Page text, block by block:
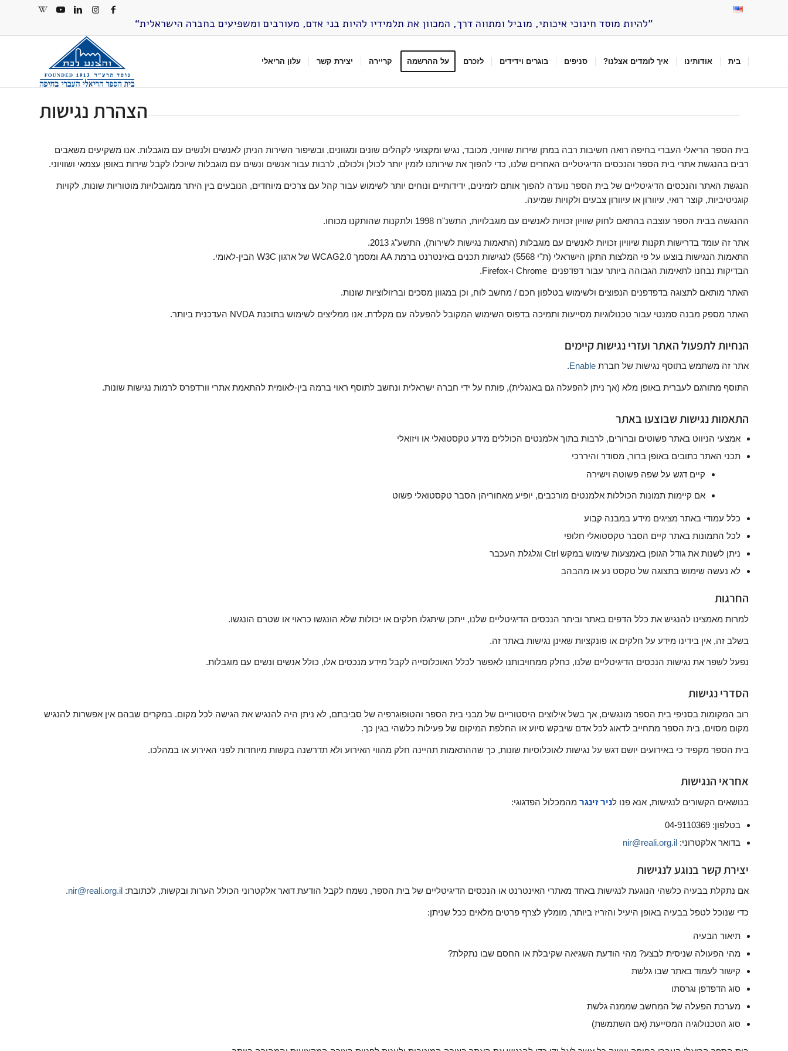
”להיות מוסד חינוכי איכותי, מוביל ומתווה דרך, המכוון את תלמידיו להיות בני אדם, מעורבים ומשפיעים בחברה הישראלית“
בית אודותינו איך לומדים אצלנו? סניפים בוגרים וידידים לזכרם על ההרשמה קריירה יצירת קשר עלון הריאלי
הצהרת נגישות
בית הספר הריאלי העברי בחיפה רואה חשיבות רבה במתן שירות שוויוני, מכובד, נגיש ומקצועי לקהלים שונים ומגוונים, ובשיפור השירות הניתן לאנשים ולנשים עם מוגבלות. אנו משקיעים משאבים
רבים בהנגשת אתרי בית הספר והנכסים הדיגיטליים האחרים שלנו, כדי להפוך את שירותנו לזמין יותר לכולן ולכולם, לרבות עבור אנשים ונשים עם מוגבלות שיוכלו לקבל שירות באופן עצמאי ושוויוני.
הנגשת האתר והנכסים הדיגיטליים של בית הספר נועדה להפוך אותם לזמינים, ידידותיים ונוחים יותר לשימוש עבור קהל עם צרכים מיוחדים, הנובעים בין היתר ממוגבלויות מוטוריות שונות, לקויות
קוגניטיביות, קוצר רואי, עיוורון או עיוורון צבעים ולקויות שמיעה.
ההנגשה בבית הספר עוצבה בהתאם לחוק שוויון זכויות לאנשים עם מוגבלויות, התשנ"ח 1998 ולתקנות שהותקנו מכוחו.
אתר זה עומד בדרישות תקנות שיוויון זכויות לאנשים עם מוגבלות (התאמות נגישות לשירות), התשע"ג 2013.
התאמות הנגישות בוצעו על פי המלצות התקן הישראלי (ת"י 5568) לנגישות תכנים באינטרנט ברמת AA ומסמך WCAG2.0 של ארגון W3C הבין-לאומי.
הבדיקות נבחנו לתאימות הגבוהה ביותר עבור דפדפנים Chrome ו-Firefox.
האתר מותאם לתצוגה בדפדפנים הנפוצים ולשימוש בטלפון חכם / מחשב לוח, וכן במגוון מסכים וברזולוציות שונות.
האתר מספק מבנה סמנטי עבור טכנולוגיות מסייעות ותמיכה בדפוס השימוש המקובל להפעלה עם מקלדת. אנו ממליצים לשימוש בתוכנת NVDA העדכנית ביותר.
הנחיות לתפעול האתר ועזרי נגישות קיימים
אתר זה משתמש בתוסף נגישות של חברת Enable
.
התוסף מתורגם לעברית באופן מלא (אך ניתן להפעלה גם באנגלית), פותח על ידי חברה ישראלית ונחשב לתוסף ראוי ברמה בין-לאומית להתאמת אתרי וורדפרס לרמות נגישות שונות.
התאמות נגישות שבוצעו באתר
אמצעי הניווט באתר פשוטים וברורים, לרבות בתוך אלמנטים הכוללים מידע טקסטואלי או ויזואלי
תכני האתר כתובים באופן ברור, מסודר והיררכי
קיים דגש על שפה פשוטה וישירה
אם קיימות תמונות הכוללות אלמנטים מורכבים, יופיע מאחוריהן הסבר טקסטואלי פשוט
כלל עמודי באתר מציגים מידע במבנה קבוע
לכל התמונות באתר קיים הסבר טקסטואלי חלופי
ניתן לשנות את גודל הגופן באמצעות שימוש במקש Ctrl וגלגלת העכבר
לא נעשה שימוש בתצוגה של טקסט נע או מהבהב
החרגות
למרות מאמצינו להנגיש את כלל הדפים באתר וביתר הנכסים הדיגיטליים שלנו, ייתכן שיתגלו חלקים או יכולות שלא הונגשו כראוי או שטרם הונגשו.
בשלב זה, אין בידינו מידע על חלקים או פונקציות שאינן נגישות באתר זה.
נפעל לשפר את נגישות הנכסים הדיגיטליים שלנו, כחלק ממחויבותנו לאפשר לכלל האוכלוסייה לקבל מידע מנכסים אלו, כולל אנשים ונשים עם מוגבלות.
הסדרי נגישות
רוב המקומות בסניפי בית הספר מונגשים, אך בשל אילוצים היסטוריים של מבני בית הספר והטופוגרפיה של סביבתם, לא ניתן היה להנגיש את הגישה לכל מקום. במקרים שבהם אין אפשרות להנגיש
מקום מסוים, בית הספר מתחייב לדאוג לכל אדם שיבקש סיוע או החלפת המיקום של פעילות כלשהי בגין כך.
בית הספר מקפיד כי באירועים יושם דגש על נגישות לאוכלוסיות שונות, כך שההתאמות תהיינה חלק מהווי האירוע ולא תדרשנה בקשות מיוחדות לפני האירוע או במהלכו.
אחראי הנגישות
בנושאים הקשורים לנגישות, אנא פנו לניר זינגר מהמכלול הפדגוגי:
בטלפון: 04-9110369
בדואר אלקטרוני: nir@reali.org.il
יצירת קשר בנוגע לנגישות
אם נתקלת בבעיה כלשהי הנוגעת לנגישות באחד מאתרי האינטרנט או הנכסים הדיגיטליים של בית הספר, נשמח לקבל הודעת דואר אלקטרוני הכולל הערות ובקשות, לכתובת: nir@reali.org.il
.
כדי שנוכל לטפל בבעיה באופן היעיל והזריז ביותר, מומלץ לצרף פרטים מלאים ככל שניתן:
תיאור הבעיה
מהי הפעולה שניסית לבצע? מהי הודעת השגיאה שקיבלת או החסם שבו נתקלת?
קישור לעמוד באתר שבו גלשת
סוג הדפדפן וגרסתו
מערכת הפעלה של המחשב שממנה גלשת
סוג הטכנולוגיה המסייעת (אם השתמשת)